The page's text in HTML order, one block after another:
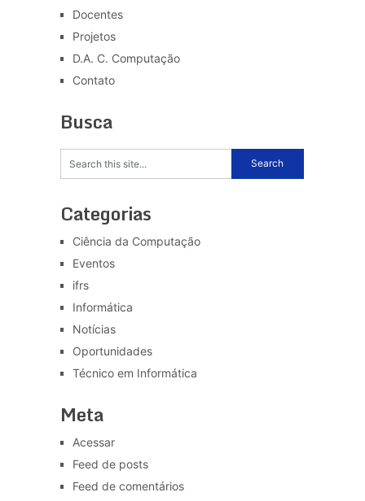
Docentes
Projetos
D.A. C. Computação
Contato
Busca
Categorias
Ciência da Computação
Eventos
ifrs
Informática
Notícias
Oportunidades
Técnico em Informática
Meta
Acessar
Feed de posts
Feed de comentários